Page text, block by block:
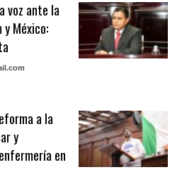
voz ante la
y México:
a la
y
en